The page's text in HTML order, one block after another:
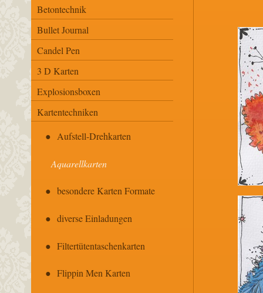
Betontechnik
Bullet Journal
Candel Pen
3 D Karten
Explosionsboxen
Kartentechniken
Aufstell-Drehkarten
Aquarellkarten
besondere Karten Formate
diverse Einladungen
Filtertütentaschenkarten
Flippin Men Karten